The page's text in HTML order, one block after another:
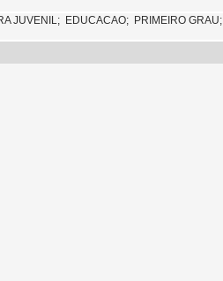
JUVENIL; EDUCACAO; PRIMEIRO GRAU;